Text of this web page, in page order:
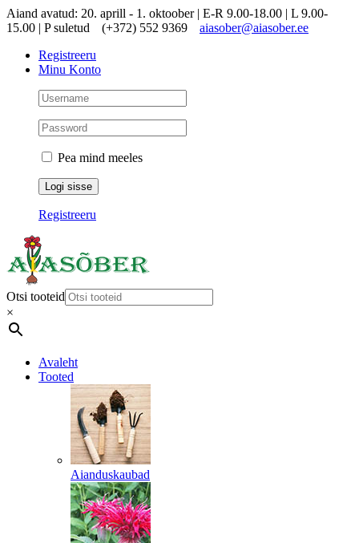
Skip
to
Aiand avatud: 20. aprill - 1. oktoober | E-R 9.00-18.00 | L 9.00-
15.00 | P suletud
(+372) 552 9369
aiasober@aiasober.ee
Registreeru
Minu Konto
Pea mind meeles
Registreeru
Otsi tooteid
×
Avaleht
Tooted
Aianduskaubad